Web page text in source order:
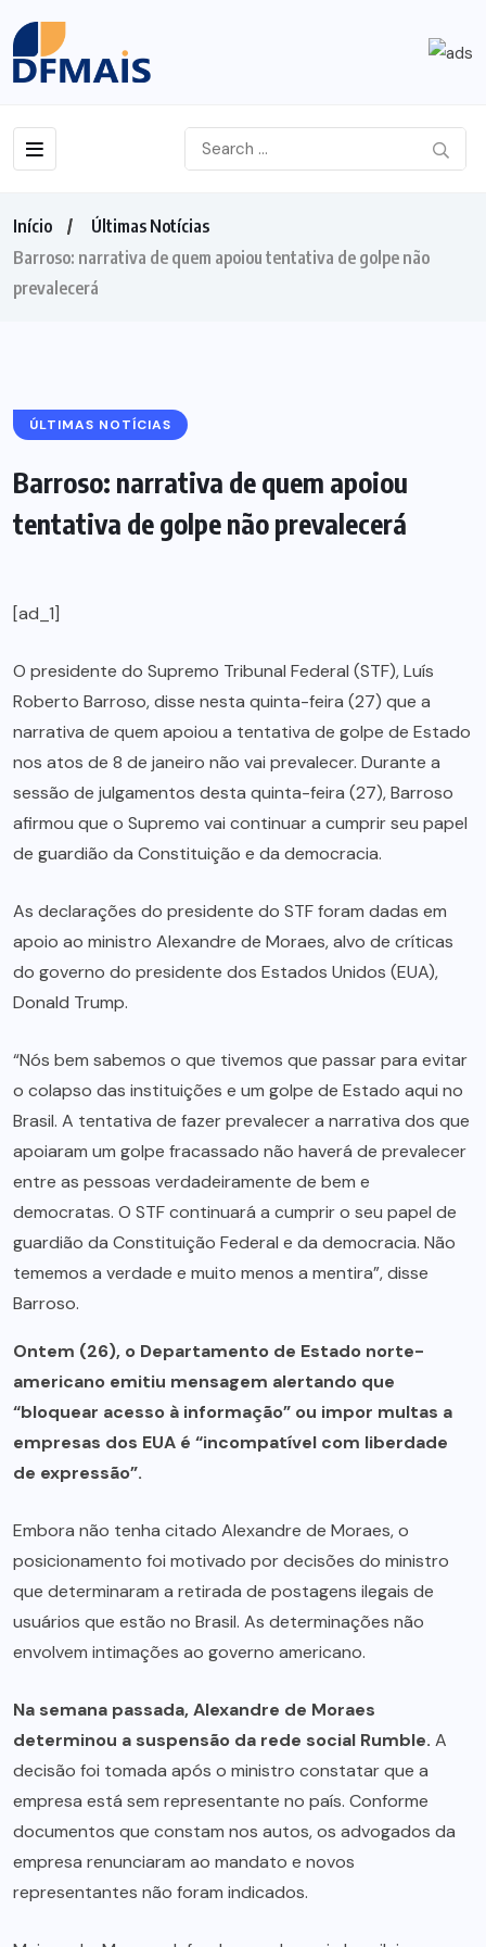
Início
Últimas Notícias
Barroso: narrativa de quem apoiou tentativa de golpe não
prevalecerá
ÚLTIMAS NOTÍCIAS
Barroso: narrativa de quem apoiou
tentativa de golpe não prevalecerá
[ad_1]
O presidente do Supremo Tribunal Federal (STF), Luís
Roberto Barroso, disse nesta quinta-feira (27) que a
narrativa de quem apoiou a tentativa de golpe de Estado
nos atos de 8 de janeiro não vai prevalecer. Durante a
sessão de julgamentos desta quinta-feira (27), Barroso
afirmou que o Supremo vai continuar a cumprir seu papel
de guardião da Constituição e da democracia.
As declarações do presidente do STF foram dadas em
apoio ao ministro Alexandre de Moraes, alvo de críticas
do governo do presidente dos Estados Unidos (EUA),
Donald Trump.
“Nós bem sabemos o que tivemos que passar para evitar
o colapso das instituições e um golpe de Estado aqui no
Brasil. A tentativa de fazer prevalecer a narrativa dos que
apoiaram um golpe fracassado não haverá de prevalecer
entre as pessoas verdadeiramente de bem e
democratas. O STF continuará a cumprir o seu papel de
guardião da Constituição Federal e da democracia. Não
tememos a verdade e muito menos a mentira”, disse
Barroso.
Ontem (26), o Departamento de Estado norte-
americano emitiu mensagem alertando que
“bloquear acesso à informação” ou impor multas a
empresas dos EUA é “incompatível com liberdade
de expressão”.
Embora não tenha citado Alexandre de Moraes, o
posicionamento foi motivado por decisões do ministro
que determinaram a retirada de postagens ilegais de
usuários que estão no Brasil. As determinações não
envolvem intimações ao governo americano.
Na semana passada, Alexandre de Moraes
determinou a suspensão da rede social Rumble. A
decisão foi tomada após o ministro constatar que a
empresa está sem representante no país. Conforme
documentos que constam nos autos, os advogados da
empresa renunciaram ao mandato e novos
representantes não foram indicados.